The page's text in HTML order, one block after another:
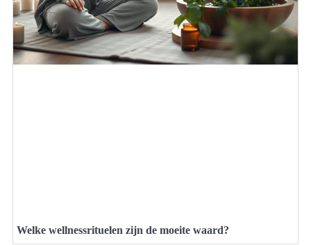
Welke wellnessrituelen zijn de moeite waard?